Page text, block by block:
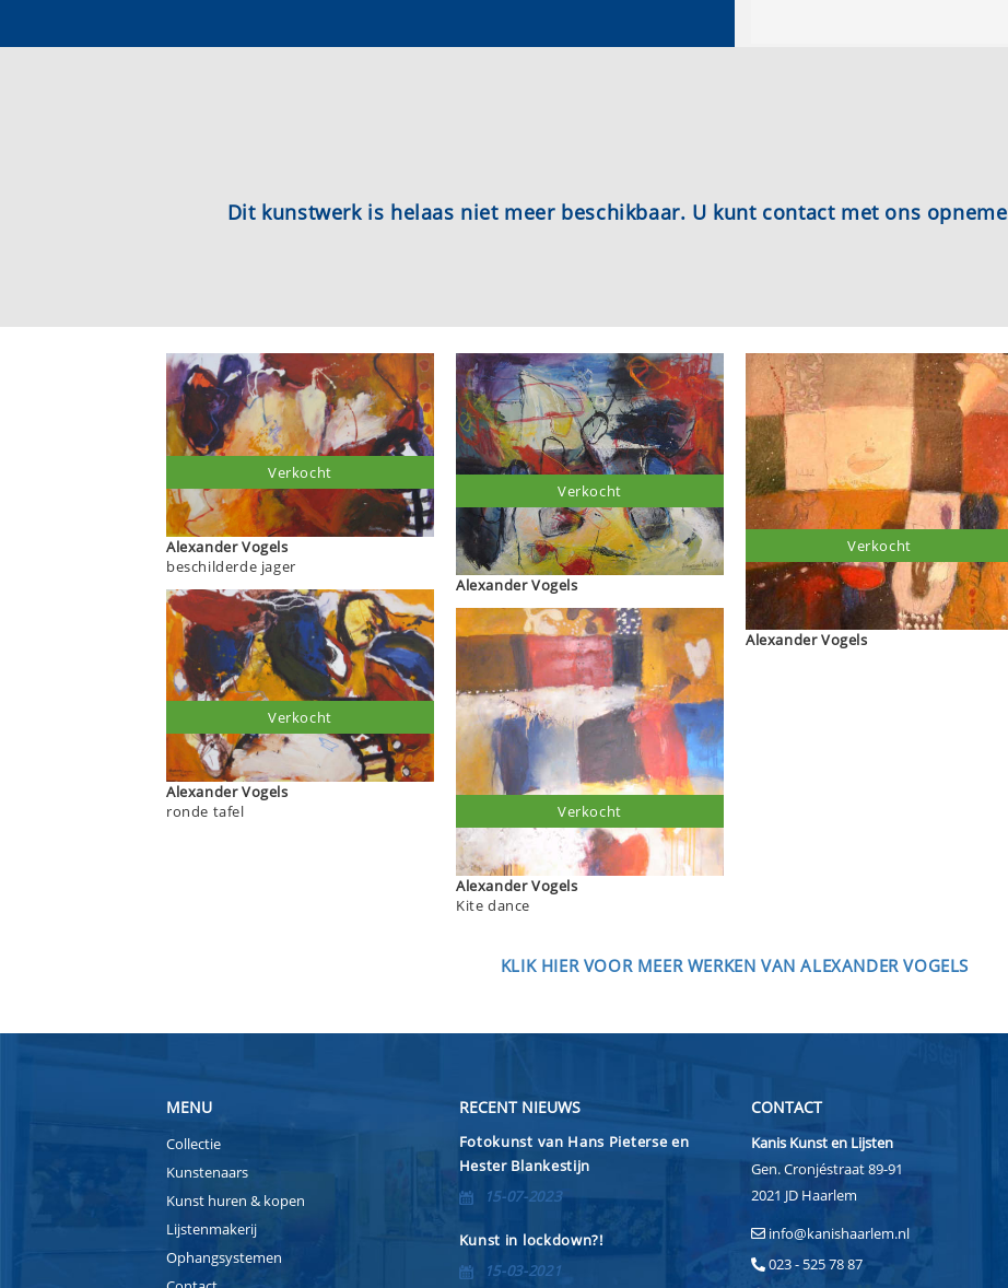
Dit kunstwerk is helaas niet meer beschikbaar. U kunt contact met ons
Alexander Vogels
beschilderde jager
Verkocht
Alexander Vogels
ronde tafel
Verkocht
Alexander Vogels
Verkocht
Alexander Vogels
Kite dance
Verkocht
Alexander Vogels
Verkocht
KLIK HIER VOOR MEER WERKEN VAN ALEXANDER VOGELS
MENU
Collectie
Kunstenaars
Kunst huren & kopen
Lijstenmakerij
Ophangsystemen
RECENT NIEUWS
Fotokunst van Hans Pieterse en
Hester Blankestijn
15-07-2023
Kunst in lockdown?!
15-03-2021
CONTACT
Kanis Kunst en Lijsten
Gen. Cronjéstraat 89-91
2021 JD Haarlem
info@kanishaarlem.nl
023 - 525 78 87